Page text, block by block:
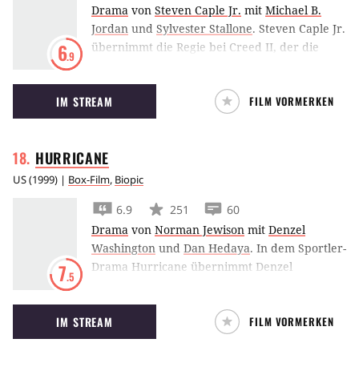
6.9
Drama von Steven Caple Jr. mit Michael B.
Jordan und Sylvester Stallone. Steven Caple Jr.
übernimmt die Regie bei Creed II, der die
fortsetzt. Dieses Mal treffen Rocky und sein
Schüler Adonis Creed auf einen alten
Bekannten.
IM STREAM FILM VORMERKEN
HURRICANE
US(1999) | Box-Film, Biopic
7.5
6.9 251
60
Drama von Norman Jewison mit Denzel
Washington und Dan Hedaya. In dem Sportler-
Drama Hurricane übernimmt Denzel
"Hurricane" Carter, der 1966 zu Unrecht ins
Gefängnis kam.
IM STREAM FILM VORMERKEN